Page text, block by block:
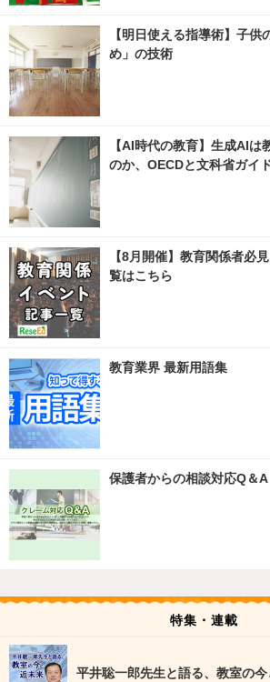
【明日使える指導術】子
め」の技術
【AI時代の教育】生成AIは
のか、OECDと文科省ガイ
【8月開催】教育関係者必
覧はこちら
教育業界 最新用語集
保護者からの相談対応Q＆A
特集・連載
平井聡一郎先生と語る、教室の